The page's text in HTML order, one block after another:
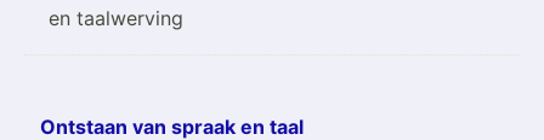
en taalwerving
Ontstaan van spraak en taal